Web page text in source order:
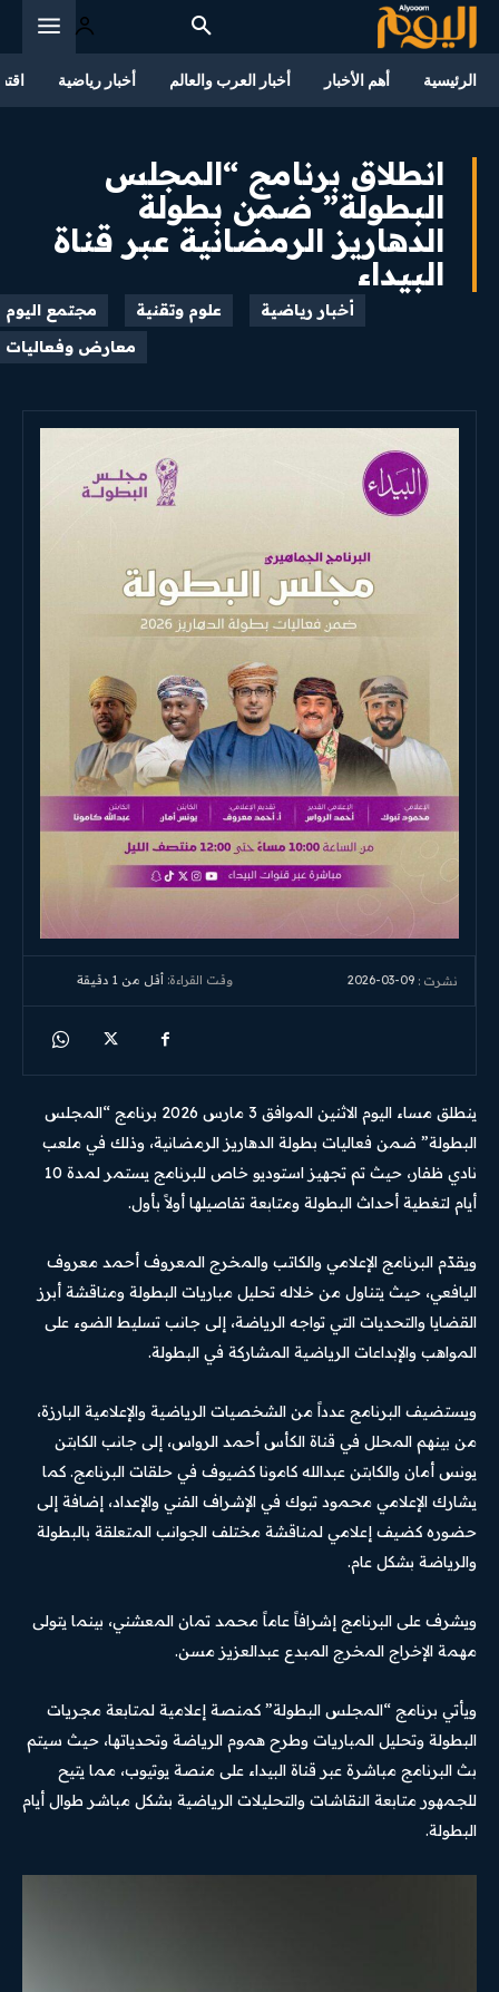
الرئيسية أهم الأخبار أخبار العرب والعالم أخبار رياضية
انطلاق برنامج “المجلس
البطولة” ضمن بطولة
الدهاريز الرمضانية عبر قناة
البيداء
أخبار رياضية علوم وتقنية
مجتمع اليوم
معارض وفعاليات
نشرت : 2026-03-09 وقت القراءة: أقل من 1 دقيقة
ينطلق مساء اليوم الاثنين الموافق 3 مارس 2026 برنامج “المجلس
البطولة” ضمن فعاليات بطولة الدهاريز الرمضانية، وذلك في ملعب
نادي ظفار، حيث تم تجهيز استوديو خاص للبرنامج يستمر لمدة 10
أيام لتغطية أحداث البطولة ومتابعة تفاصيلها أولاً بأول.
ويقدّم البرنامج الإعلامي والكاتب والمخرج المعروف أحمد معروف
اليافعي، حيث يتناول من خلاله تحليل مباريات البطولة ومناقشة أبرز
القضايا والتحديات التي تواجه الرياضة، إلى جانب تسليط الضوء على
المواهب والإبداعات الرياضية المشاركة في البطولة.
ويستضيف البرنامج عدداً من الشخصيات الرياضية والإعلامية البارزة،
من بينهم المحلل في قناة الكأس أحمد الرواس، إلى جانب الكابتن
يونس أمان والكابتن عبدالله كامونا كضيوف في حلقات البرنامج. كما
يشارك الإعلامي محمود تبوك في الإشراف الفني والإعداد، إضافة إلى
حضوره كضيف إعلامي لمناقشة مختلف الجوانب المتعلقة بالبطولة
والرياضة بشكل عام.
ويشرف على البرنامج إشرافاً عاماً محمد تمان المعشني، بينما يتولى
مهمة الإخراج المخرج المبدع عبدالعزيز مسن.
ويأتي برنامج “المجلس البطولة” كمنصة إعلامية لمتابعة مجريات
البطولة وتحليل المباريات وطرح هموم الرياضة وتحدياتها، حيث سيتم
بث البرنامج مباشرة عبر قناة البيداء على منصة يوتيوب، مما يتيح
للجمهور متابعة النقاشات والتحليلات الرياضية بشكل مباشر طوال أيام
البطولة.